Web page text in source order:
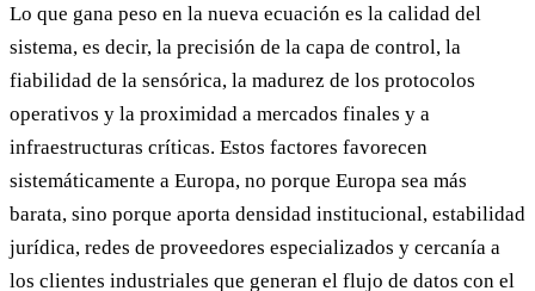
Lo que gana peso en la nueva ecuación es la calidad del
sistema, es decir, la precisión de la capa de control, la
fiabilidad de la sensórica, la madurez de los protocolos
operativos y la proximidad a mercados finales y a
infraestructuras críticas. Estos factores favorecen
sistemáticamente a Europa, no porque Europa sea más
barata, sino porque aporta densidad institucional, estabilidad
jurídica, redes de proveedores especializados y cercanía a
los clientes industriales que generan el flujo de datos con el